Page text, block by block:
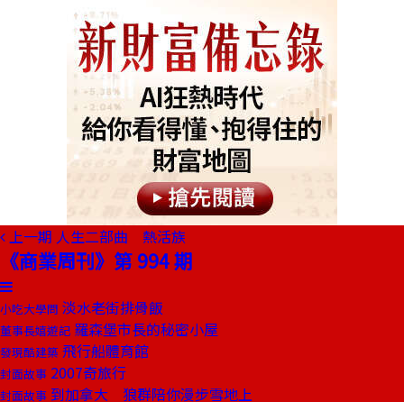
上一期 人生二部曲 熱活族
《商業周刊》第 994 期
小吃大學問 淡水老街排骨飯
董事長嬉遊記 羅森堡市長的秘密小屋
發現酷建築 飛行船體育館
封面故事 2007奇旅行
封面故事 到加拿大 狼群陪你漫步雪地上